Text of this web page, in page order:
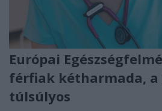
Európai
férfiak kétharmada, a
túlsúlyos